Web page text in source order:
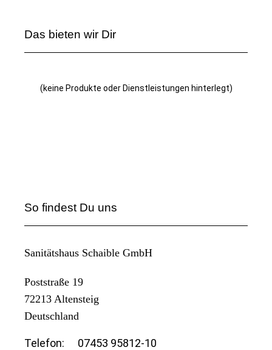
Das bieten wir Dir
(keine Produkte oder Dienstleistungen hinterlegt)
So findest Du uns
Sanitätshaus Schaible GmbH
Poststraße 19
72213 Altensteig
Deutschland
Telefon:
07453 95812-10